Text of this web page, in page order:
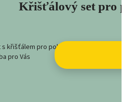
Křišťálový set pro
s křišťálem pro pokročilé. Máte
pro Vás